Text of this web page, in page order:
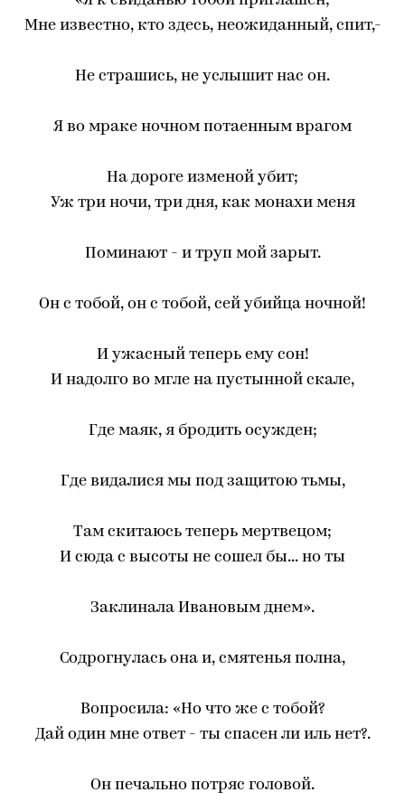
Мне известно, кто здесь, неожиданный, спит,-
Не страшись, не услышит нас он.
Я во мраке ночном потаенным врагом
На дороге изменой убит;
Уж три ночи, три дня, как монахи меня
Поминают - и труп мой зарыт.
Он с тобой, он с тобой, сей убийца ночной!
И ужасный теперь ему сон!
И надолго во мгле на пустынной скале,
Где маяк, я бродить осужден;
Где видалися мы под защитою тьмы,
Там скитаюсь теперь мертвецом;
И сюда с высоты не сошел бы... но ты
Заклинала Ивановым днем».
Содрогнулась она и, смятенья полна,
Вопросила: «Но что же с тобой?
Дай один мне ответ - ты спасен ли иль нет?.
Он печально потряс головой.